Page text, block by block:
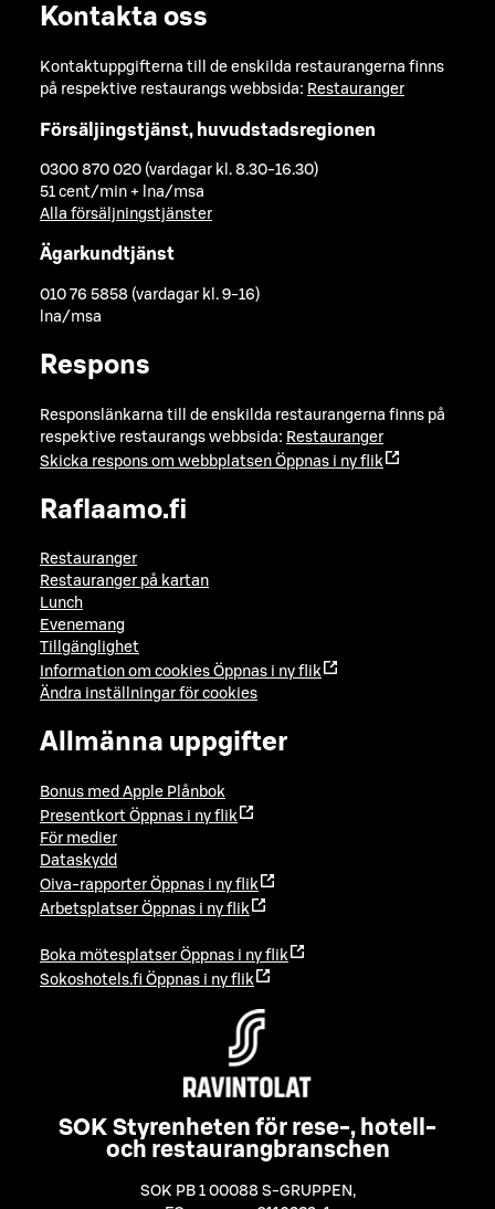
Kontakta oss
Kontaktuppgifterna till de enskilda restaurangerna finns
på respektive restaurangs webbsida: Restauranger
Försäljingstjänst, huvudstadsregionen
0300 870 020 (vardagar kl. 8.30-16.30)
51 cent/min + lna/msa
Alla försäljningstjänster
Ägarkundtjänst
010 76 5858 (vardagar kl. 9-16)
lna/msa
Respons
Responslänkarna till de enskilda restaurangerna finns på
respektive restaurangs webbsida: Restauranger
Skicka respons om webbplatsen Öppnas i ny flik
Raflaamo.fi
Restauranger
Restauranger på kartan
Lunch
Evenemang
Tillgänglighet
Information om cookies Öppnas i ny flik
Ändra inställningar för cookies
Allmänna uppgifter
Bonus med Apple Plånbok
Presentkort Öppnas i ny flik
För medier
Dataskydd
Oiva-rapporter Öppnas i ny flik
Arbetsplatser Öppnas i ny flik
Boka mötesplatser Öppnas i ny flik
Sokoshotels.fi Öppnas i ny flik
SOK Styrenheten för rese-, hotell-
och restaurangbranschen
SOK PB 1 00088 S-GRUPPEN ,